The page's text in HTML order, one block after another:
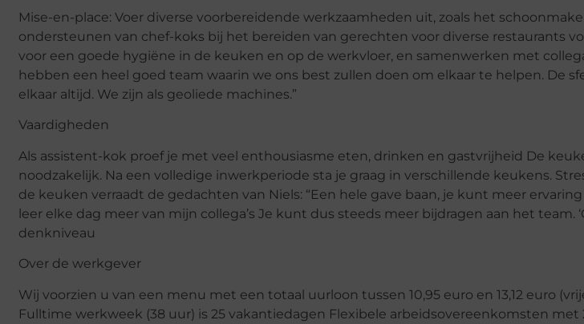
Mise-en-place: Voer diverse voorbereidende werkzaamheden uit, zoals het
ondersteunen van chef-koks bij het bereiden van gerechten voor diverse restaurants
voor een goede hygiëne in de keuken en op de werkvloer, en samenwerken met
hebben een heel goed team waarin we ons best zullen doen om elkaar te helpen. De
elkaar altijd. We zijn als geoliede machines.”
Vaardigheden
Als assistent-kok proef je met veel enthousiasme eten, drinken en gastvrijheid De
noodzakelijk. Na een volledige inwerkperiode sta je graag in verschillende keukens.
de keuken verraadt de gedachten van Niels: “Een hele gave baan, je kunt meer
leer elke dag meer van mijn collega’s Je kunt dus steeds meer bijdragen aan het team.
denkniveau
Over de werkgever
Wij voorzien u van een menu met een totaal uurloon tussen 10,95 euro en 13,12 euro
Fulltime werkweek (38 uur) is 25 vakantiedagen Flexibele arbeidsovereenkomsten met